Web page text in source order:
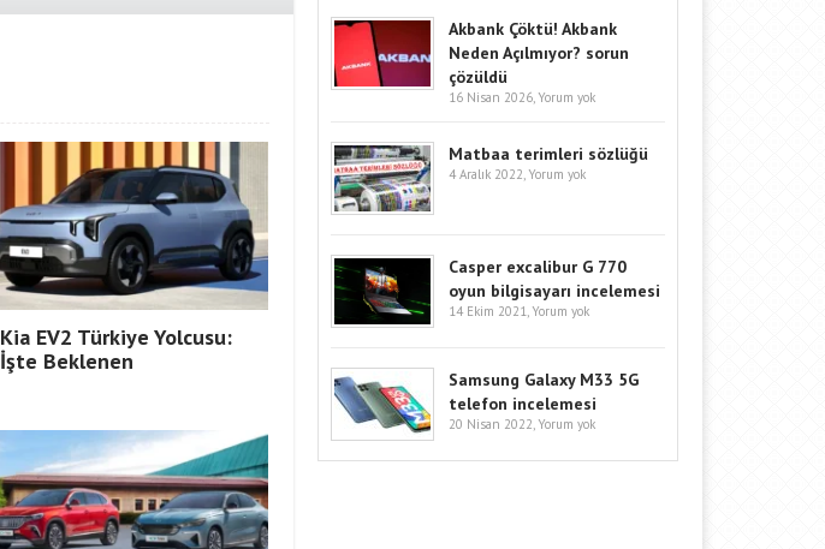
Kia EV2 Türkiye Yolcusu:
İşte Beklenen
Akbank Çöktü! Akbank
Neden Açılmıyor? sorun
çözüldü
16 Nisan 2026, Yorum yok
Matbaa terimleri sözlüğü
4 Aralık 2022, Yorum yok
Casper excalibur G 770
oyun bilgisayarı incelemesi
14 Ekim 2021, Yorum yok
Samsung Galaxy M33 5G
telefon incelemesi
20 Nisan 2022, Yorum yok